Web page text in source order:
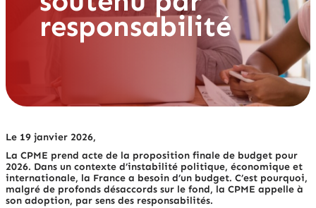
responsabilité
Le 19 janvier 2026,
La CPME prend acte de la proposition finale de budget pour
2026. Dans un contexte d’instabilité politique, économique et
internationale, la France a besoin d’un budget. C’est pourquoi,
malgré de profonds désaccords sur le fond, la CPME appelle à
son adoption, par sens des responsabilités.